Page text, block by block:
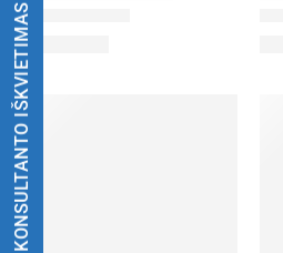
KONSULTANTO IŠKVIETIMAS